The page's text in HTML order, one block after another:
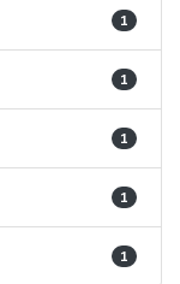
1
1
1
1
1